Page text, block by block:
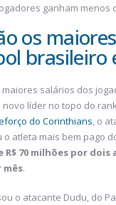
ganham menos
os
brasileiro
maiores salários dos
novo líder no topo do
do Corinthians, o
o atleta mais bem pago
70 milhões por dois
mês.
o atacante Dudu, do